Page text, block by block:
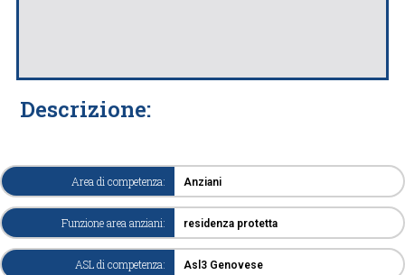
Descrizione:
Area di competenza: Anziani
Funzione area anziani: residenza protetta
ASL di competenza: Asl3 Genovese